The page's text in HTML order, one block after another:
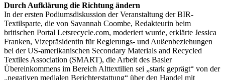
Durch Aufklärung die Richtung ändern
In der ersten Podiumsdiskussion der Veranstaltung der BIR-
Textilsparte, die von Savannah Coombe, Redakteurin beim
britischen Portal Letsrecycle.com, moderiert wurde, erklärte Jessica
Franken, Vizepräsidentin für Regierungs- und Außenbeziehungen
bei der US-amerikanischen Secondary Materials and Recycled
Textiles Association (SMART), die Arbeit des Basler
Übereinkommens im Bereich Alttextilien sei „stark geprägt“ von der
„negativen medialen Berichterstattung“ über den Handel mit